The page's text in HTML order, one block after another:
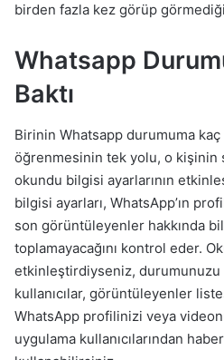
birden fazla kez görüp
Whatsapp
Baktı
Birinin Whatsapp durumuma kaç
öğrenmesinin tek yolu, o kişinin
okundu bilgisi ayarlarının
bilgisi ayarları, WhatsApp’ın
son görüntüleyenler hakkında
toplamayacağını kontrol eder.
etkinleştirdiyseniz,
kullanıcılar, görüntüleyenler
WhatsApp profilinizi veya
uygulama kullanıcılarından